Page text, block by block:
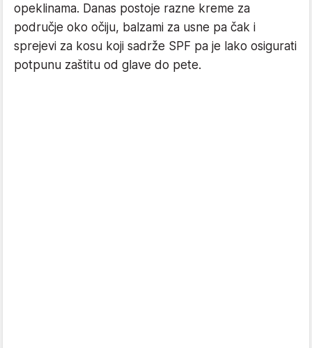
opeklinama. Danas postoje razne kreme za
područje oko očiju, balzami za usne pa čak i
sprejevi za kosu koji sadrže SPF pa je lako osigurati
potpunu zaštitu od glave do pete.